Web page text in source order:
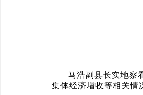
马浩副县长实地察
集体经济增收等相关情